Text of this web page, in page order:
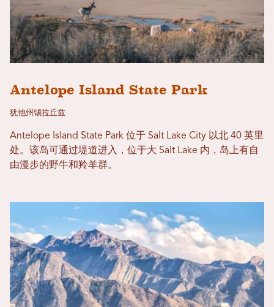
Antelope Island State Park
犹他州锡拉丘兹
Antelope Island State Park 位于 Salt Lake City 以北 40 英里
处。该岛可通过堤道进入，位于大 Salt Lake 内，岛上有自
由漫步的野牛和羚羊群。